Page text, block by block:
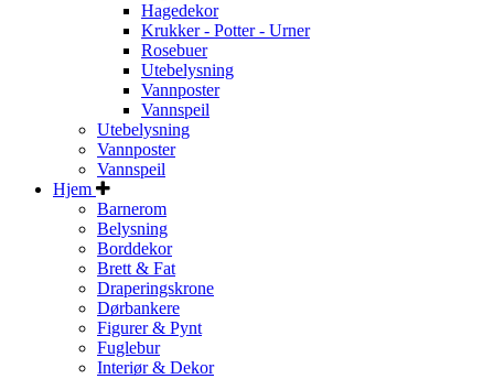
Hagedekor
Krukker - Potter - Urner
Rosebuer
Utebelysning
Vannposter
Vannspeil
Utebelysning
Vannposter
Vannspeil
Hjem
Barnerom
Belysning
Borddekor
Brett & Fat
Draperingskrone
Dørbankere
Figurer & Pynt
Fuglebur
Interiør & Dekor